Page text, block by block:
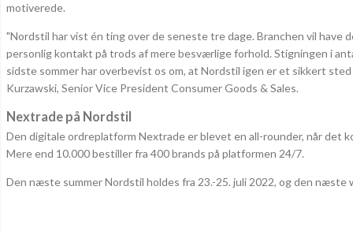
motiverede.
"Nordstil har vist én ting over de seneste tre dage. Branchen vil have
personlig kontakt på trods af mere besværlige forhold. Stigningen i
sidste sommer har overbevist os om, at Nordstil igen er et sikkert
Kurzawski, Senior Vice President Consumer Goods & Sales.
Nextrade på Nordstil
Den digitale ordreplatform Nextrade er blevet en all-rounder, når det
Mere end 10.000 bestiller fra 400 brands på platformen 24/7.
Den næste summer Nordstil holdes fra 23.-25. juli 2022, og den næste